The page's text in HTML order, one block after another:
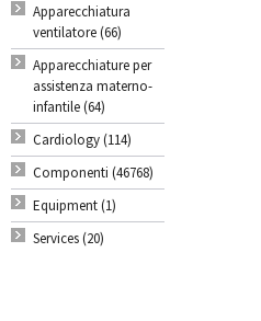
Apparecchiatura
ventilatore (66)
Apparecchiature per
assistenza materno-
infantile (64)
Cardiology (114)
Componenti (46768)
Equipment (1)
Services (20)